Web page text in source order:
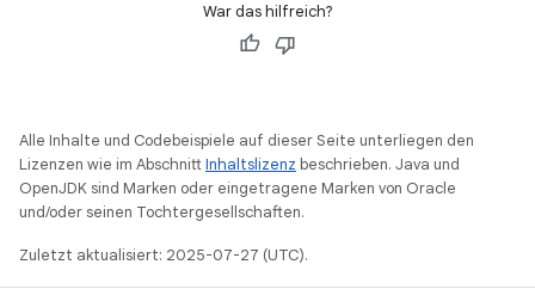
War das hilfreich?
Alle Inhalte und Codebeispiele auf dieser Seite unterliegen den
Lizenzen wie im AbschnittInhaltslizenz beschrieben. Java und
OpenJDK sind Marken oder eingetragene Marken von Oracle
und/oder seinen Tochtergesellschaften.
Zuletzt aktualisiert: 2025-07-27 (UTC).